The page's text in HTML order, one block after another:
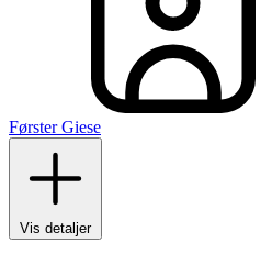
Førster Giese
Vis detaljer